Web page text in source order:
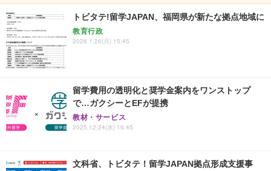
トビタテ!留学JAPAN、福岡県が新たな拠点地域に
教育行政
2026.1.26(月) 15:45
留学費用の透明化と奨学金案内をワンストップ
で…ガクシーとEFが提携
教材・サービス
2025.12.24(水) 16:45
文科省、トビタテ！留学JAPAN拠点形成支援事